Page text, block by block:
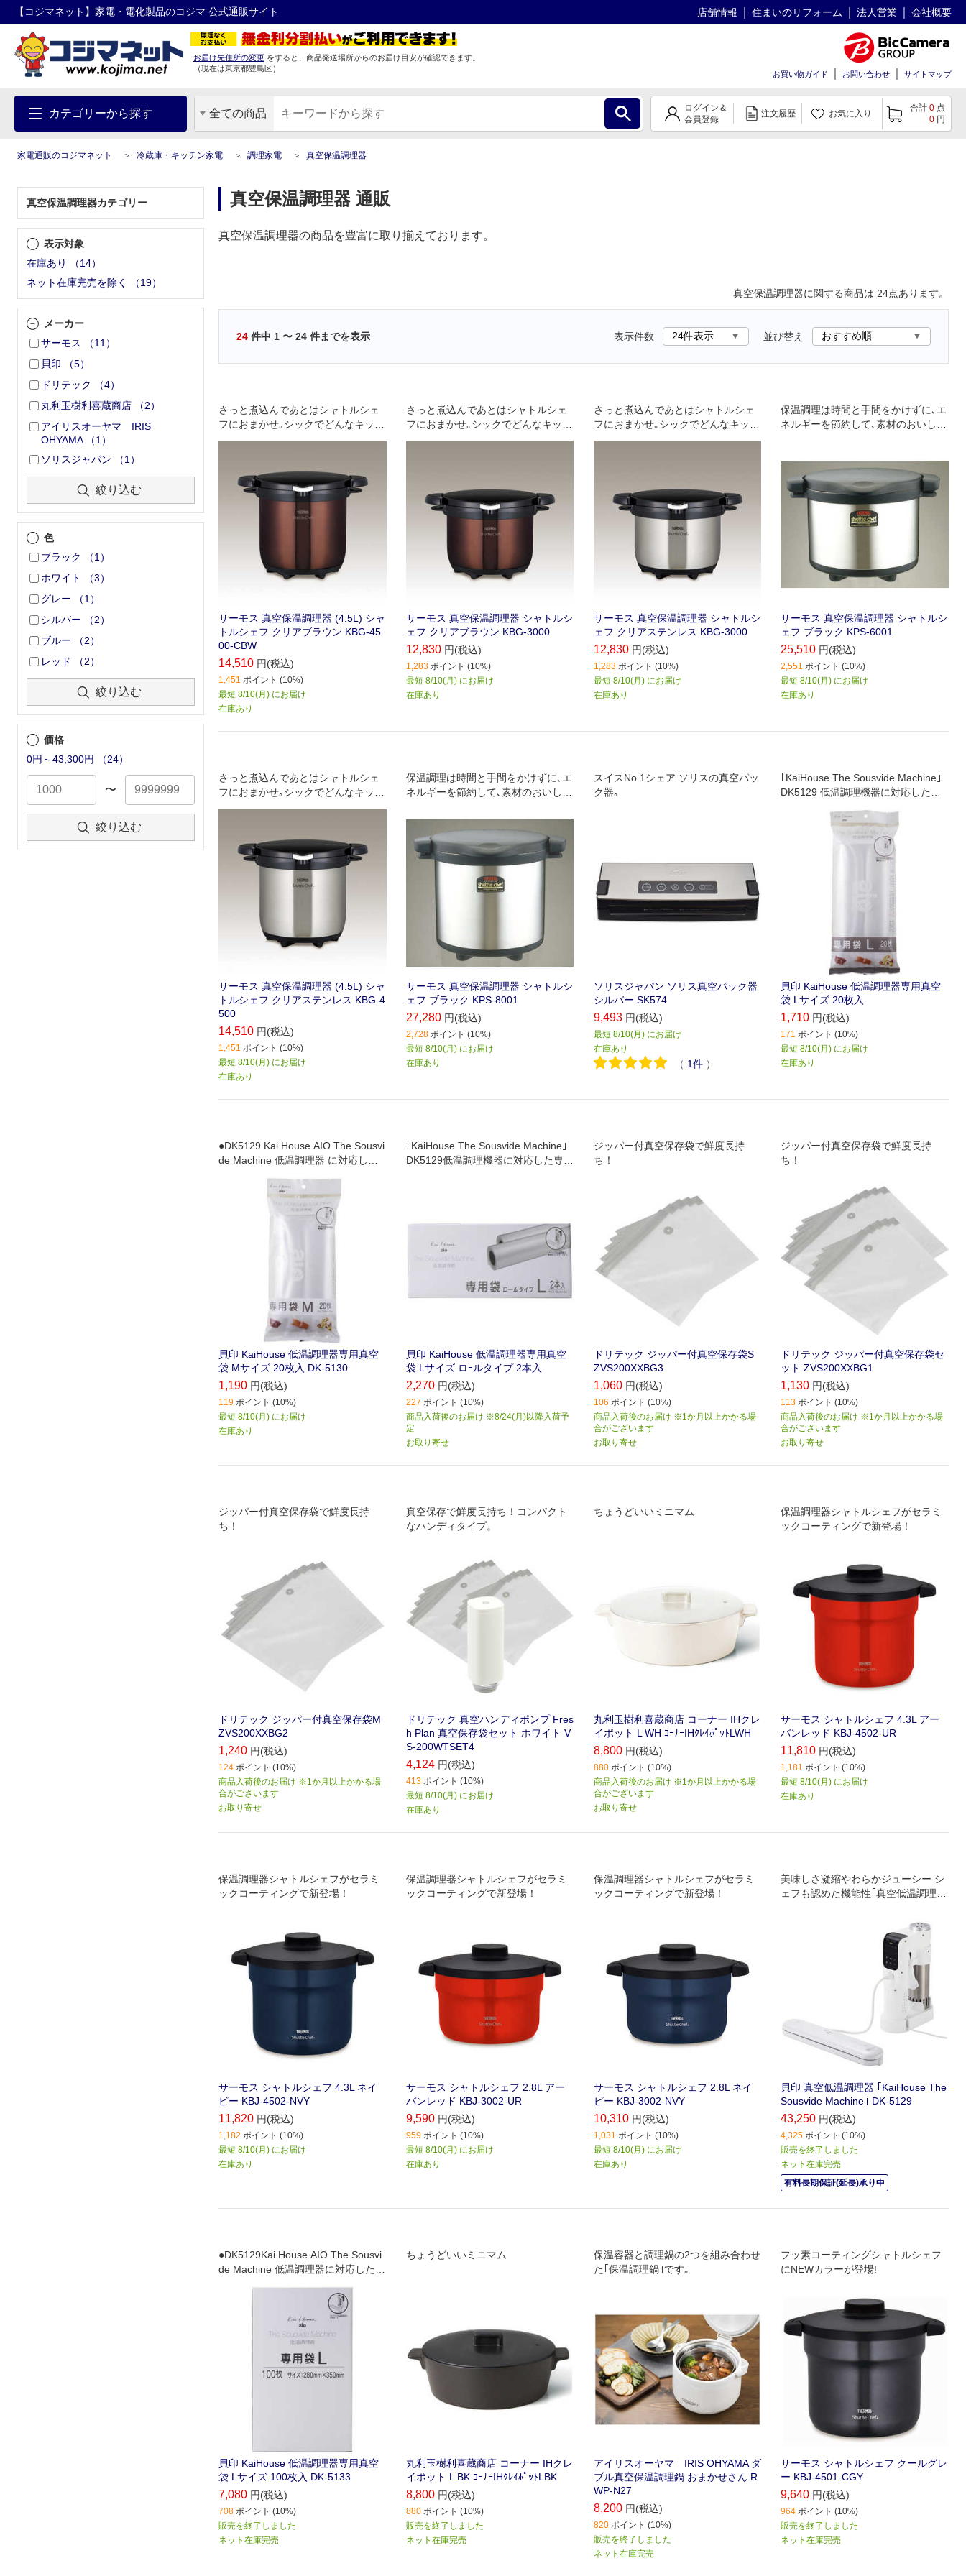
【コジマネット】家電・電化製品のコジマ 公式通販サイト 店舗情報 住まいのリフォーム 法人営業 会社概要
お届け先住所の変更 をすると、商品発送場所からのお届け目安が確認できます。
（現在は東京都豊島区）
お買い物ガイド お問い合わせ サイトマップ
カテゴリーから探す 全ての商品
ログイン＆
会員登録
注文履歴 お気に入り
合計 0 点
0 円
家電通販のコジマネット 冷蔵庫・キッチン家電 調理家電 真空保温調理器
真空保温調理器カテゴリー
表示対象
在庫あり
（14）
ネット在庫完売を除く
（19）
メーカー
サーモス
（11 ）
貝印
（5）
ドリテック
（4）
丸利玉樹利喜蔵商店
（2）
アイリスオーヤマ IRIS
OHYAMA
（1 ）
ソリスジャパン
（1 ）
絞り込む
色
ブラック
（1 ）
ホワイト
（3）
グレー
（1 ）
シルバー
（2）
ブルー
（2）
レッド
（2）
絞り込む
価格
0円～43,300円
（24）
〜
絞り込む
真空保温調理器 通販
真空保温調理器の商品を豊富に取り揃えております。
真空保温調理器に関する商品は 24点あります。
24 件中 1 〜 24 件までを表示 表示件数 並び替え
さっと煮込んであとはシャトルシェ
フにおまかせ｡シックでどんなキッチ
ンにも合うカラーデザインです｡
サーモス 真空保温調理器 (4.5L) シャ
トルシェフ クリアブラウン KBG-45
00-CBW
14,510 円(税込)
1,451 ポイント (10%)
最短 8/10(月) にお届け
在庫あり
さっと煮込んであとはシャトルシェ
フにおまかせ｡シックでどんなキッチ
ンにも合うカラーデザインです｡200
サーモス 真空保温調理器 シャトルシ
ェフ クリアブラウン KBG-3000
12,830 円(税込)
1,283 ポイント (10%)
最短 8/10(月) にお届け
在庫あり
さっと煮込んであとはシャトルシェ
フにおまかせ｡シックでどんなキッチ
ンにも合うカラーデザインです｡200
サーモス 真空保温調理器 シャトルシ
ェフ クリアステンレス KBG-3000
12,830 円(税込)
1,283 ポイント (10%)
最短 8/10(月) にお届け
在庫あり
保温調理は時間と手間をかけずに､エ
ネルギーを節約して､素材のおいしさ
サーモス 真空保温調理器 シャトルシ
ェフ ブラック KPS-6001
25,510 円(税込)
2,551 ポイント (10%)
最短 8/10(月) にお届け
在庫あり
さっと煮込んであとはシャトルシェ
フにおまかせ｡シックでどんなキッチ
ンにも合うカラーデザインです｡
サーモス 真空保温調理器 (4.5L) シャ
トルシェフ クリアステンレス KBG-4
500
14,510 円(税込)
1,451 ポイント (10%)
最短 8/10(月) にお届け
在庫あり
保温調理は時間と手間をかけずに､エ
ネルギーを節約して､素材のおいしさ
シャトルシェフにおまかせ｡
サーモス 真空保温調理器 シャトルシ
ェフ ブラック KPS-8001
27,280 円(税込)
2,728 ポイント (10%)
最短 8/10(月) にお届け
在庫あり
スイスNo.1シェア ソリスの真空パッ
ク器｡
ソリスジャパン ソリス真空パック器
シルバー SK574
9,493 円(税込)
最短 8/10(月) にお届け
在庫あり
（ 1件 ）
｢KaiHouse The Sousvide Machine｣
DK5129 低温調理機器に対応した専
貝印 KaiHouse 低温調理器専用真空
袋 Lサイズ 20枚入
1,710 円(税込)
171 ポイント (10%)
最短 8/10(月) にお届け
在庫あり
●DK5129 Kai House AIO The Sousvi
de Machine 低温調理器 に対応した
貝印 KaiHouse 低温調理器専用真空
袋 Mサイズ 20枚入 DK-5130
1,190 円(税込)
119 ポイント (10%)
最短 8/10(月) にお届け
在庫あり
｢KaiHouse The Sousvide Machine｣
DK5129低温調理機器に対応した専用
貝印 KaiHouse 低温調理器専用真空
袋 Lサイズ ロｰルタイプ 2本入
2,270 円(税込)
227 ポイント (10%)
商品入荷後のお届け ※8/24(月)以降入荷予
定
お取り寄せ
ジッパー付真空保存袋で鮮度長持
ち！
ドリテック ジッパー付真空保存袋S
ZVS200XXBG3
1,060 円(税込)
106 ポイント (10%)
商品入荷後のお届け ※1か月以上かかる場
合がございます
お取り寄せ
ジッパー付真空保存袋で鮮度長持
ち！
ドリテック ジッパー付真空保存袋セ
ット ZVS200XXBG1
1,130 円(税込)
113 ポイント (10%)
商品入荷後のお届け ※1か月以上かかる場
合がございます
お取り寄せ
ジッパー付真空保存袋で鮮度長持
ち！
ドリテック ジッパー付真空保存袋M
ZVS200XXBG2
1,240 円(税込)
124 ポイント (10%)
商品入荷後のお届け ※1か月以上かかる場
合がございます
お取り寄せ
真空保存で鮮度長持ち！コンパクト
なハンディタイプ。
ドリテック 真空ハンディポンプ Fres
h Plan 真空保存袋セット ホワイト V
S-200WTSET4
4,124 円(税込)
413 ポイント (10%)
最短 8/10(月) にお届け
在庫あり
ちょうどいいミニマム
丸利玉樹利喜蔵商店 コーナー IHクレ
イポット L WH ｺｰﾅｰIHｸﾚｲﾎﾟｯﾄLWH
8,800 円(税込)
880 ポイント (10%)
商品入荷後のお届け ※1か月以上かかる場
合がございます
お取り寄せ
保温調理器シャトルシェフがセラミ
ックコーティングで新登場！
サーモス シャトルシェフ 4.3L アー
バンレッド KBJ-4502-UR
11,810 円(税込)
1,181 ポイント (10%)
最短 8/10(月) にお届け
在庫あり
保温調理器シャトルシェフがセラミ
ックコーティングで新登場！
サーモス シャトルシェフ 4.3L ネイ
ビー KBJ-4502-NVY
11,820 円(税込)
1,182 ポイント (10%)
最短 8/10(月) にお届け
在庫あり
保温調理器シャトルシェフがセラミ
ックコーティングで新登場！
サーモス シャトルシェフ 2.8L アー
バンレッド KBJ-3002-UR
9,590 円(税込)
959 ポイント (10%)
最短 8/10(月) にお届け
在庫あり
保温調理器シャトルシェフがセラミ
ックコーティングで新登場！
サーモス シャトルシェフ 2.8L ネイ
ビー KBJ-3002-NVY
10,310 円(税込)
1,031 ポイント (10%)
最短 8/10(月) にお届け
在庫あり
美味しさ凝縮やわらかジューシー シ
ェフも認めた機能性｢真空低温調理
貝印 真空低温調理器 ｢KaiHouse The
Sousvide Machine｣ DK-5129
43,250 円(税込)
4,325 ポイント (10%)
販売を終了しました
ネット在庫完売
有料長期保証(延長)承り中
●DK5129Kai House AIO The Sousvi
de Machine 低温調理器に対応した専
貝印 KaiHouse 低温調理器専用真空
袋 Lサイズ 100枚入 DK-5133
7,080 円(税込)
708 ポイント (10%)
販売を終了しました
ネット在庫完売
ちょうどいいミニマム
丸利玉樹利喜蔵商店 コーナー IHクレ
イポット L BK ｺｰﾅｰIHｸﾚｲﾎﾟｯﾄLBK
8,800 円(税込)
880 ポイント (10%)
販売を終了しました
ネット在庫完売
保温容器と調理鍋の2つを組み合わせ
た｢保温調理鍋｣です｡
アイリスオーヤマ IRIS OHYAMA ダ
ブル真空保温調理鍋 おまかせさん R
WP-N27
8,200 円(税込)
820 ポイント (10%)
販売を終了しました
ネット在庫完売
フッ素コーティングシャトルシェフ
にNEWカラーが登場!
サーモス シャトルシェフ クールグレ
ー KBJ-4501-CGY
9,640 円(税込)
964 ポイント (10%)
販売を終了しました
ネット在庫完売